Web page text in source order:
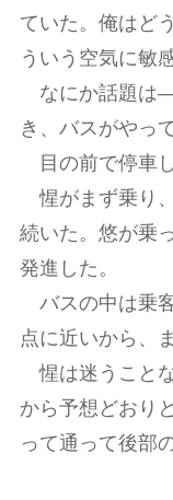
ていた。俺はど
ういう空気に敏
なにか話題は
き、バスがやっ
目の前で停車
惺がまず乗り
続いた。悠が乗
発進した。
バスの中は乗
点に近いから、
惺は迷うこと
から予想どおり
って通って後部